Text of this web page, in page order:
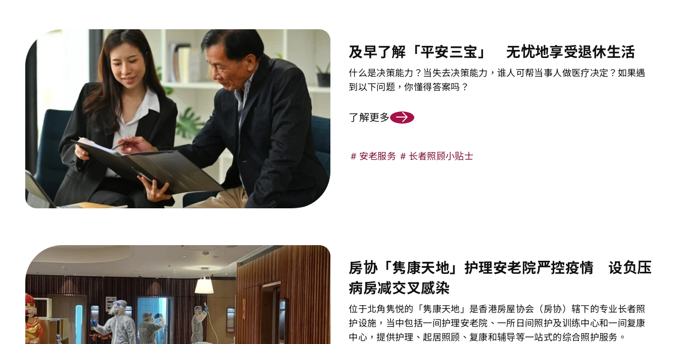
及早了解「平安三宝」 无忧地享受退休生活
什么是决策能力？当失去决策能力，谁人可帮当事人做医疗决定？如果遇
到以下问题，你懂得答案吗？
了解更多
安老服务 长者照顾小贴士
房协「隽康天地」护理安老院严控疫情 设负压
病房减交叉感染
位于北角隽悦的「隽康天地」是香港房屋协会（房协）辖下的专业长者照
护设施，当中包括一间护理安老院、一所日间照护及训练中心和一间复康
中心，提供护理、起居照顾、复康和辅导等一站式的综合照护服务。